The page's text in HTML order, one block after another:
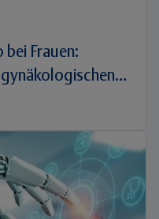
bei Frauen: